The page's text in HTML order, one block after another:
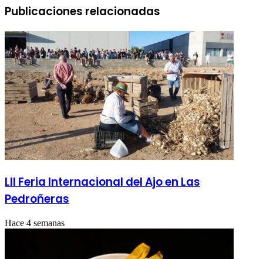
Publicaciones relacionadas
LII Feria Internacional del Ajo en Las
Pedroñeras
Hace 4 semanas